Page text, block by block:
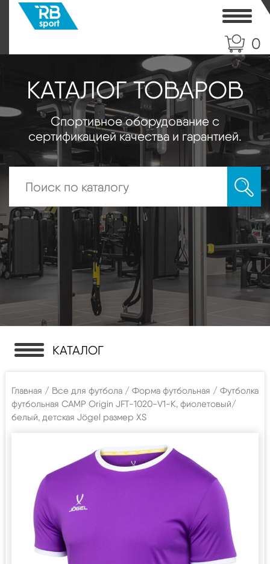
0
КАТАЛОГ ТОВАРОВ
Спортивное оборудование с
сертификацией качества и гарантией.
КАТАЛОГ
Главная / Все для футбола / Форма футбольная / Футболка
футбольная CAMP Origin JFT-1020-V1-K, фиолетовый/
белый, детская Jögel размер XS